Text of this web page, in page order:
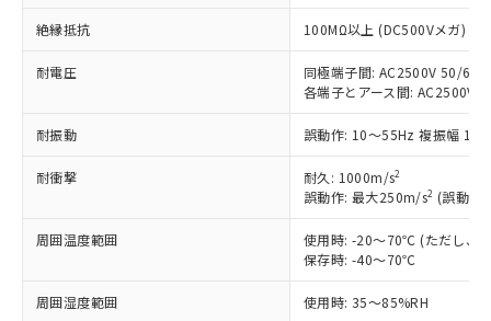
絶縁抵抗 100MΩ以上 (DC500Vメガ)
耐電圧
同極端子間: AC2500V 50/
各端子とアース間: AC2500V
耐振動 誤動作: 10～55Hz 複振幅
耐衝撃 耐久: 1000m/s2
誤動作: 最大250m/s2 (誤動作
周囲温度範囲
使用時: -20～70℃ (ただし、
保存時: -40～70℃
周囲湿度範囲 使用時: 35～85%RH
以下の条件をお読みいただき、同意のうえ
本サービスは、当社制御機器事業取扱
(税抜)を提供させていただくもので
当社制御機器事業取扱商品の中には、
本サービスの対象外となる商品もある
在庫状況および標準価格照会結果は、
記載している更新日時点での社内デー
タに基づき作成されるものであり、閲
対応予定なし：EU RoHS指令（10物質）の
非含有に非対応の商品で、対応品を出す予
調査・確認中：EU RoHS指令（10物質）の
非含有の対応状況を調査中または確認中の
非該当品：ライセンス料など無形物で、有
害物質有無と関係のない商品です。
仕入先様の事情により、非含有部品として
いたものが、含有品と判明した場合などや
むを得ず変更することがあります。
*EU RoHS指令（10物質）：
鉛(Pb) 1000ppm以下、 水銀(Hg) 1000ppm以下、 カド
「○」：最大均質材料含有率が中国RoHSの
基準値以下であることを示します。
「×」：最大均質材料含有率が中国RoHSの
基準値を超えていることを示します。
「－」：未確認です。当社販売部門へお問
*中国RoHS10物質の基準値 (GB/T26572)：
当社は、これら貴社製品のうち、外国
為替および外国貿易法に定める商品
（以下｢規制貨物等」という）を輸出
または国外への提供する場合は、日本
記